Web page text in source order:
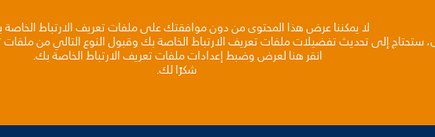
لا يمكننا عرض هذا المحتوى من دون موافقتك على ملفات تعريف الارتباط الخاصة
ستحتاج إلى تحديث تفضيلات ملفات تعريف الارتباط الخاصة بك وقبول النوع التالي من ملفات
انقر هنا لعرض وضبط إعدادات ملفات تعريف الارتباط الخاصة بك.
شكرًا لك.